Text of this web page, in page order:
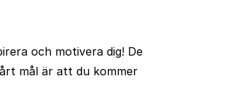
och motivera dig! De
mål är att du kommer